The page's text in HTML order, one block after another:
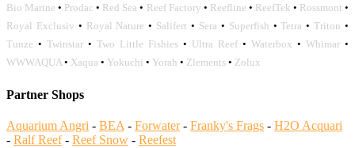
Bio Marine • Prodac • Red Sea • Reef Factory • Reefline • ReefTek • Rossmont •
Royal Exclusiv • Royal Nature • Salifert • Sera • Superfish •Tetra •Triton •
Tunze • Twinstar • Two Little Fishies • Ultra Reef • Waterbox • Whimar •
WWWAQUA • Xaqua • Yokuchi • Yorah • Zlements • Zolux
Partner Shops
Aquarium Angri - BEA - Forwater- Franky's Frags - H2O Acquari
- Ralf Reef- Reef Snow - Reefest